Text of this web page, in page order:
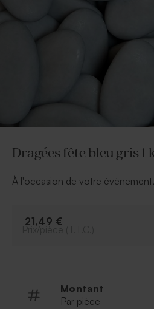
Dragées fête bleu gris 1
À l'occasion de votre
Offrez-les dans un contenant à
* Chocolat noir recouvert
colorants
21,49 €
Montant
Par pièce